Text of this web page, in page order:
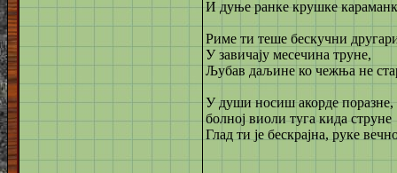
И дуње ранке крушке
Риме ти теше бескучни
У завичају месечина труне,
Љубав даљине ко чежња не
У души носиш акорде поразне,
болној виоли туга кида струне
Глад ти је бескрајна, руке